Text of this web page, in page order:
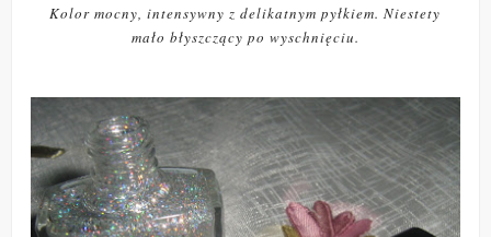
Kolor mocny, intensywny z delikatnym pyłkiem. Niestety
mało błyszczący po wyschnięciu.